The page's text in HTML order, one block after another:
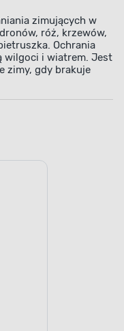
zimujących w
róż, krzewów,
Ochrania
wilgoci i wiatrem. Jest
zimy, gdy brakuje